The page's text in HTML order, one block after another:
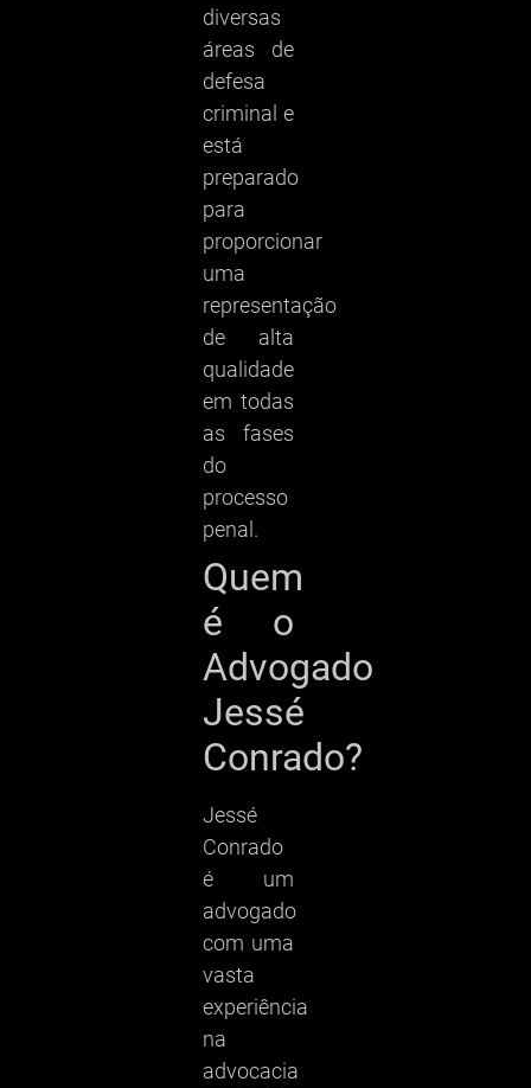
diversas
áreas de
defesa
criminal e
está
preparado
para
proporcionar
uma
representação
de alta
qualidade
em todas
as fases
do
processo
penal.
Quem
é o
Advogado
Jessé
Conrado?
Jessé
Conrado
é um
advogado
com uma
vasta
experiência
na
advocacia